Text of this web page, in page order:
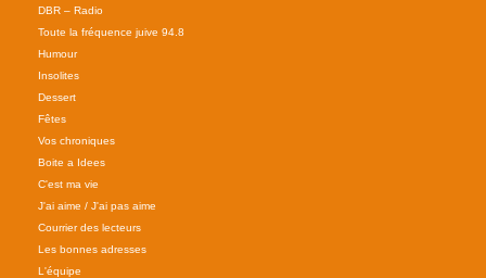
DBR – Radio
Toute la fréquence juive 94.8
Humour
Insolites
Dessert
Fêtes
Vos chroniques
Boite a Idees
C'est ma vie
J'ai aime / J'ai pas aime
Courrier des lecteurs
Les bonnes adresses
L'équipe